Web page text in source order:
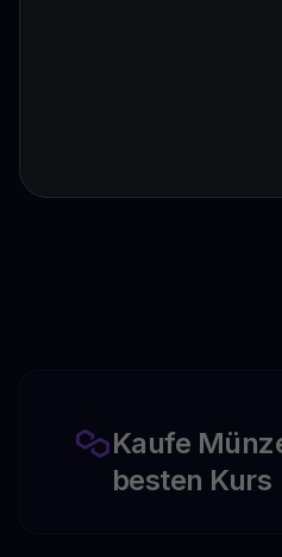
Kaufe
besten Kurs